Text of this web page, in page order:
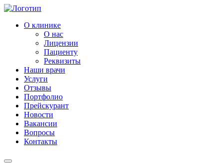
О клинике
О нас
Лицензии
Пациенту
Реквизиты
Наши врачи
Услуги
Отзывы
Портфолио
Прейскурант
Новости
Вакансии
Вопросы
Контакты